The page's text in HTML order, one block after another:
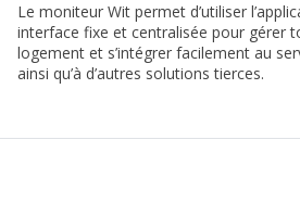
Le moniteur Wit permet d’utiliser
interface fixe et centralisée pour gérer
logement et s’intégrer facilement au
ainsi qu’à d’autres solutions tierces.